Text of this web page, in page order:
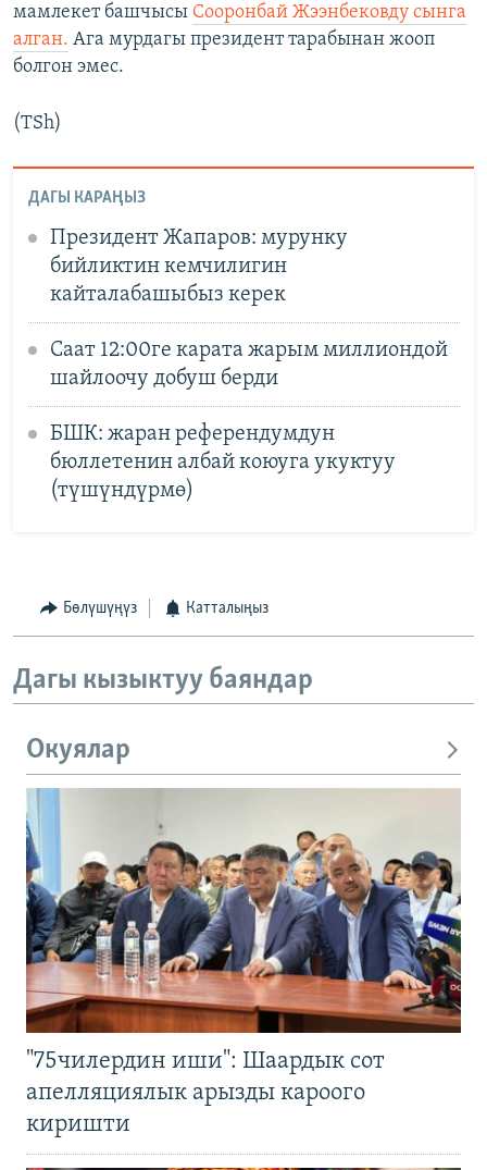
мамлекет башчысы Сооронбай Жээнбековду сынга
алган. Ага мурдагы президент тарабынан жооп
болгон эмес.
(TSh)
ДАГЫ КАРАҢЫЗ
Президент Жапаров: мурунку
бийликтин кемчилигин
кайталабашыбыз керек
Саат 12:00ге карата жарым миллиондой
шайлоочу добуш берди
БШК: жаран референдумдун
бюллетенин албай коюуга укуктуу
(түшүндүрмө)
Бөлүшүңүз Катталыңыз
Дагы кызыктуу баяндар
Окуялар
"75чилердин иши": Шаардык сот
апелляциялык арызды кароого
киришти